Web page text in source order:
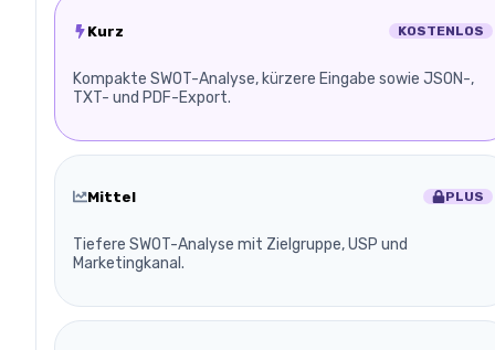
Kurz KOSTENLOS
Kompakte SWOT-Analyse, kürzere Eingabe sowie JSON-,
TXT- und PDF-Export.
Mittel PLUS
Tiefere SWOT-Analyse mit Zielgruppe, USP und
Marketingkanal.